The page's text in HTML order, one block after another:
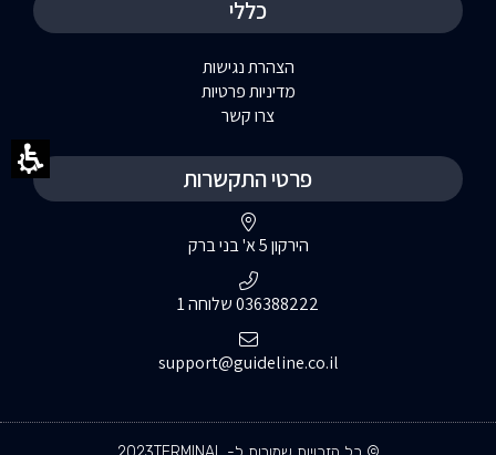
כללי
הצהרת נגישות
מדיניות פרטיות
צרו קשר
פרטי התקשרות
הירקון 5 א' בני ברק
036388222 שלוחה 1
support@guideline.co.il